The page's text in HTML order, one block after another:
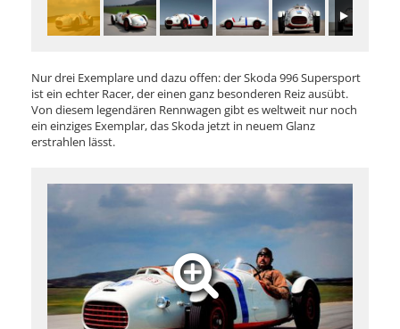
Nur drei Exemplare und dazu offen: der Skoda 996 Supersport
ist ein echter Racer, der einen ganz besonderen Reiz ausübt.
Von diesem legendären Rennwagen gibt es weltweit nur noch
ein einziges Exemplar, das Skoda jetzt in neuem Glanz
erstrahlen lässt.